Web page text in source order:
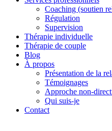
Coaching (soutien
Régulation
Supervision
Thérapie individuelle
Thérapie de couple
Blog
À propos
Présentation de la
Témoignages
Approche non-
Qui suis-je
Contact